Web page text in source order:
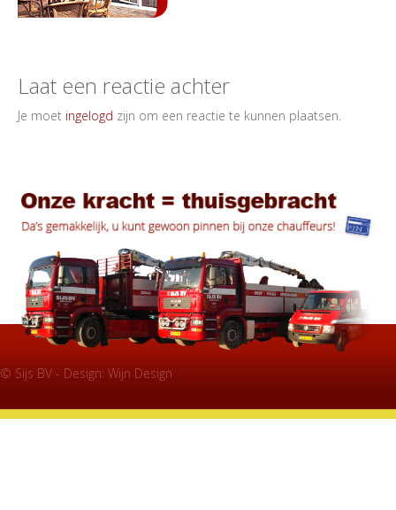
Laat een reactie achter
Je moet ingelogd zijn om een reactie te kunnen plaatsen.
© Sijs BV - Design: Wijn Design